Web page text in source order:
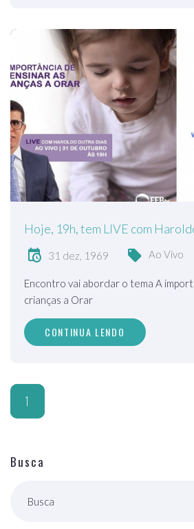
Hoje, 19h, tem LIVE com
31 dez, 1969 Ao Vivo
Encontro vai abordar o tema A
crianças a Orar
CONTINUA LENDO
1
Busca
Busca